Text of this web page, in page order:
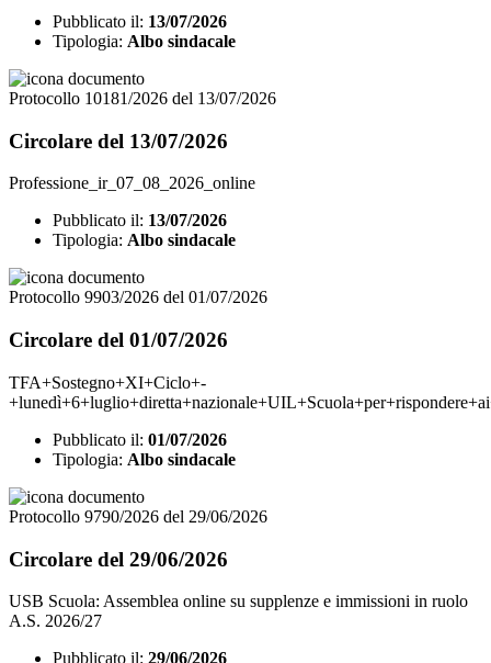
Pubblicato il: 13/07/2026
Tipologia: Albo sindacale
Protocollo 10181/2026 del 13/07/2026
Circolare del 13/07/2026
Professione_ir_07_08_2026_online
Pubblicato il: 13/07/2026
Tipologia: Albo sindacale
Protocollo 9903/2026 del 01/07/2026
Circolare del 01/07/2026
TFA+Sostegno+XI+Ciclo+-
Pubblicato il: 01/07/2026
Tipologia: Albo sindacale
Protocollo 9790/2026 del 29/06/2026
Circolare del 29/06/2026
USB Scuola: Assemblea online su supplenze e immissioni in ruolo
A.S. 2026/27
Pubblicato il: 29/06/2026